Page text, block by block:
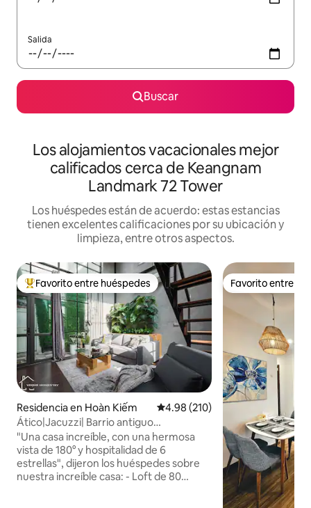
Salida
Buscar
Los alojamientos vacacionales mejor
calificados cerca de Keangnam
Landmark 72 Tower
Los huéspedes están de acuerdo: estas estancias
tienen excelentes calificaciones por su ubicación y
limpieza, entre otros aspectos.
De los mejores en Favorito entre huéspedes
Favorito entre huéspedes
Residencia en Hoàn Kiếm Calificación promedio: 4.98 de
4.98 (210)
Ático|Jacuzzi| Barrio antiguo
|KitchenlNetflixTV
"Una casa increíble, con una hermosa
vista de 180° y hospitalidad de 6
estrellas", dijeron los huéspedes sobre
nuestra increíble casa: - Loft de 80
Favorito entre
Favorito entre